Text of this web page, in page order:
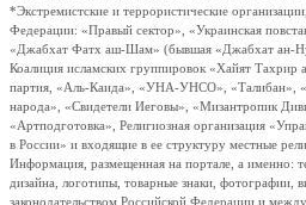
*Экстремистские и террористические
Федерации: «Правый сектор», «Украинская
«Джабхат Фатх аш-Шам» (бывшая «Джабхат ан-
Коалиция исламских группировок «Хайят
партия, «Аль-Каида», «УНА-УНСО», «Талибан»,
народа», «Свидетели Иеговы», «Мизантропик
«Артподготовка», Религиозная организация
в России» и входящие в ее структуру местные
Информация, размещенная на портале, а именно:
дизайна, логотипы, товарные знаки, фотографии,
законодательством Российской Федерации и